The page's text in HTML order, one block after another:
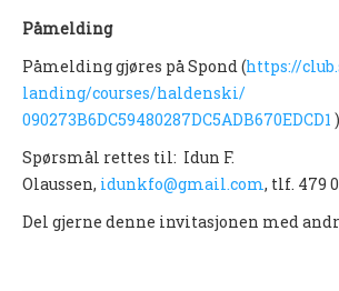
INTERNPÅMELDING EVENTOR
FORSIKRINGER
SAMARBEIDSPARTNER?
Påmelding
Påmelding gjøres på Spond (https://
landing/courses/haldenski/
090273B6DC59480287DC5ADB670EDCD1 )
Spørsmål rettes til: Idun F.
Olaussen, idunkfo@gmail.com, tlf. 479
Del gjerne denne invitasjonen med